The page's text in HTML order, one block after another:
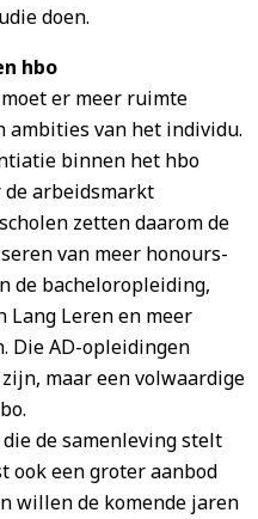
doen.
hbo
er meer ruimte
ambities van het individu.
binnen het hbo
arbeidsmarkt
zetten daarom de
van meer honours-
de bacheloropleiding,
Lang Leren en meer
Die AD-opleidingen
zijn, maar een volwaardige
de samenleving stelt
ook een groter aanbod
willen de komende jaren